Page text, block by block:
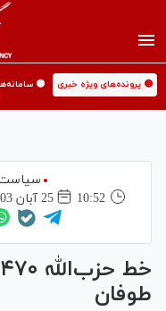
🟡 پرونده‌های ویژه خبری 🟡
10:52
25 آبان 1403
طوفان